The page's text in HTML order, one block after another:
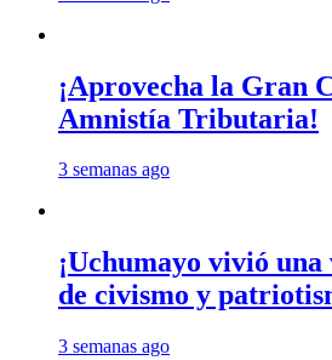
¡Aprovecha la Gran
Amnistía Tributaria!
3 semanas ago
¡Uchumayo vivió
de civismo y
3 semanas ago